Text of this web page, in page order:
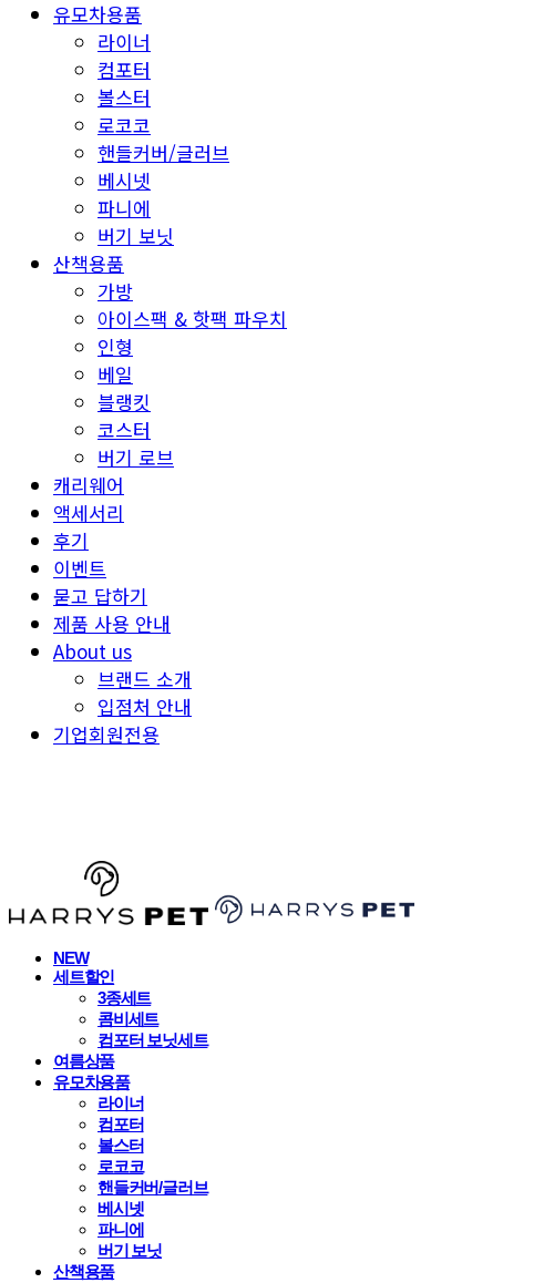
유모차용품
라이너
컴포터
볼스터
로코코
핸들커버/글러브
베시넷
파니에
버기 보닛
산책용품
가방
아이스팩 & 핫팩 파우치
인형
베일
블랭킷
코스터
버기 로브
캐리웨어
액세서리
후기
이벤트
묻고 답하기
제품 사용 안내
About us
브랜드 소개
입점처 안내
기업회원전용
NEW
세트할인
3종세트
콤비세트
컴포터 보닛세트
여름상품
유모차용품
라이너
컴포터
볼스터
로코코
핸들커버/글러브
베시넷
파니에
버기 보닛
산책용품